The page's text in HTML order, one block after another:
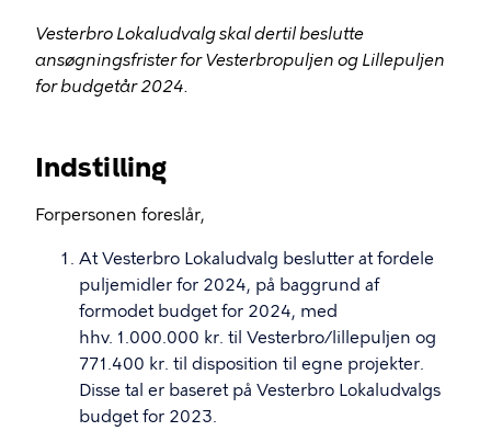
Vesterbro Lokaludvalg skal dertil beslutte
ansøgningsfrister for Vesterbropuljen og Lillepuljen
for budgetår 2024.
Indstilling
Forpersonen foreslår,
At Vesterbro Lokaludvalg beslutter at fordele
puljemidler for 2024, på baggrund af
formodet budget for 2024, med
hhv. 1.000.000 kr. til Vesterbro/lillepuljen og
771.400 kr. til disposition til egne projekter.
Disse tal er baseret på Vesterbro Lokaludvalgs
budget for 2023.